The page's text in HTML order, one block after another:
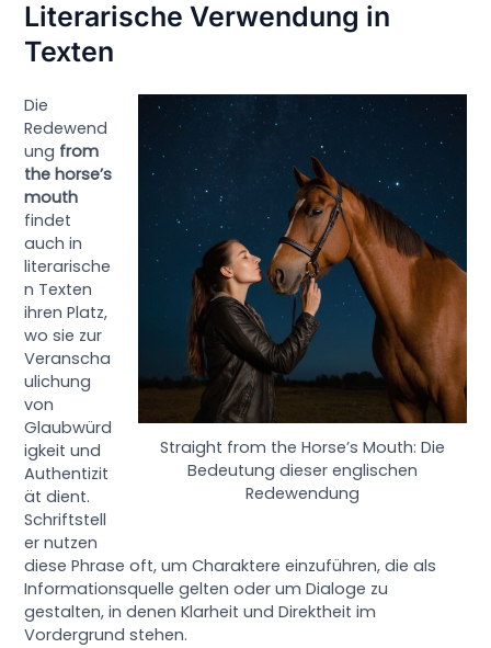
Literarische Verwendung in
Texten
Straight from the Horse’s Mouth: Die
Bedeutung dieser englischen
Redewendung
Die
Redewend
ung from
the horse’s
mouth
findet
auch in
literarische
n Texten
ihren Platz,
wo sie zur
Veranscha
ulichung
von
Glaubwürd
igkeit und
Authentizit
ät dient.
Schriftstell
er nutzen
diese Phrase oft, um Charaktere einzuführen, die als
Informationsquelle gelten oder um Dialoge zu
gestalten, in denen Klarheit und Direktheit im
Vordergrund stehen.